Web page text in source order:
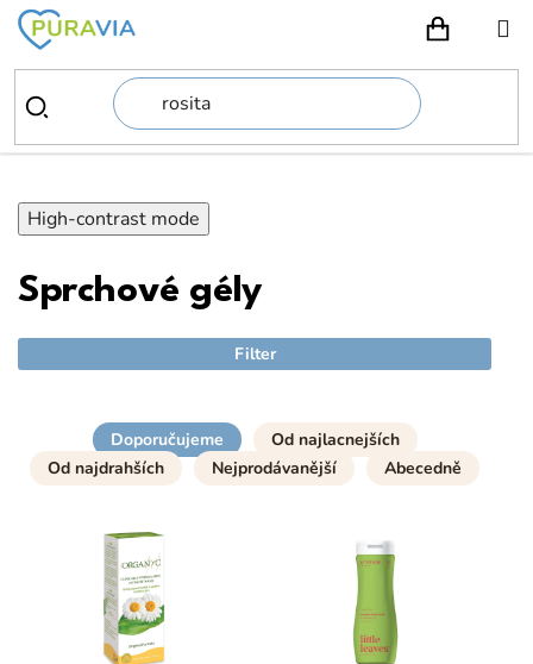
Prejsť
obsah
High-contrast mode
Sprchové gély
Filter
Doporučujeme
Od najlacnejších
Od najdrahších
Nejprodávanější Abecedně